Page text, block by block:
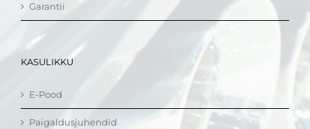
Garantii
KASULIKKU
E-Pood
Paigaldusjuhendid